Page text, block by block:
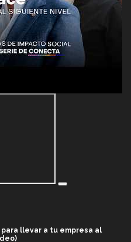
para llevar a tu empresa al